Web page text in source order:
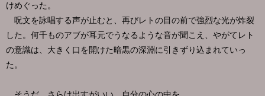
けめぐった。
呪文を詠唱する声が止むと、再びレトの目の前で強烈な光が炸裂
した。何千ものアブが耳元でうなるような音が聞こえ、やがてレト
の意識は、大きく口を開けた暗黒の深淵に引きずり込まれていっ
た。